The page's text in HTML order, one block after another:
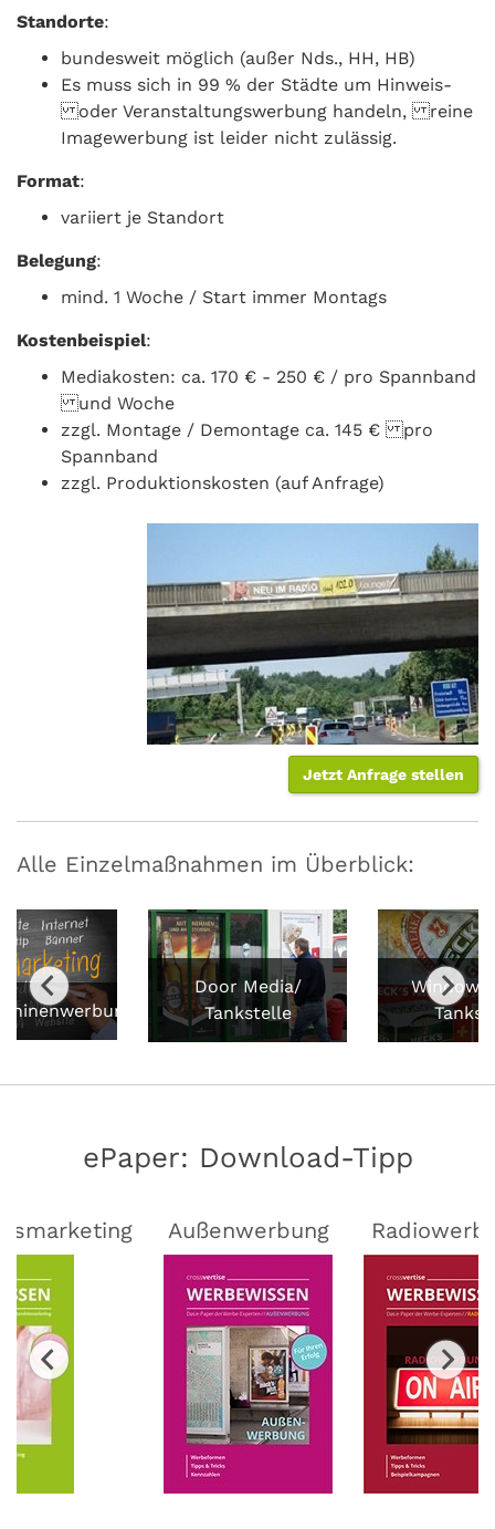
Standorte:
bundesweit möglich (außer Nds., HH, HB)
Es muss sich in 99 % der Städte um Hinweis-
oder Veranstaltungswerbung handeln, reine
Imagewerbung ist leider nicht zulässig.
Format:
variiert je Standort
Belegung:
mind. 1 Woche / Start immer Montags
Kostenbeispiel:
Mediakosten: ca. 170 € - 250 € / pro Spannband
und Woche
zzgl. Montage / Demontage ca. 145 € pro
Spannband
zzgl. Produktionskosten (auf Anfrage)
Jetzt Anfrage stellen
Alle Einzelmaßnahmen im Überblick:
Door Media/
Tankstelle
Window
ePaper: Download-Tipp
Außenwerbung